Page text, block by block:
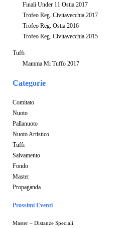
Finali Under 11 Ostia 2017
Trofeo Reg. Civitavecchia 2017
Trofeo Reg. Ostia 2016
Trofeo Reg. Civitavecchia 2015
Tuffi
Mamma Mi Tuffo 2017
Categorie
Comitato
Nuoto
Pallanuoto
Nuoto Artistico
Tuffi
Salvamento
Fondo
Master
Propaganda
Prossimi Eventi
Master – Distanze Speciali